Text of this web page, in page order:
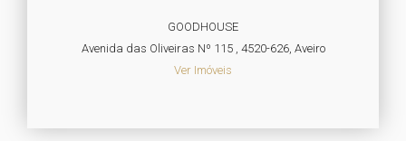
GOODHOUSE
Avenida das Oliveiras Nº 115 , 4520-626, Aveiro
Ver Imóveis